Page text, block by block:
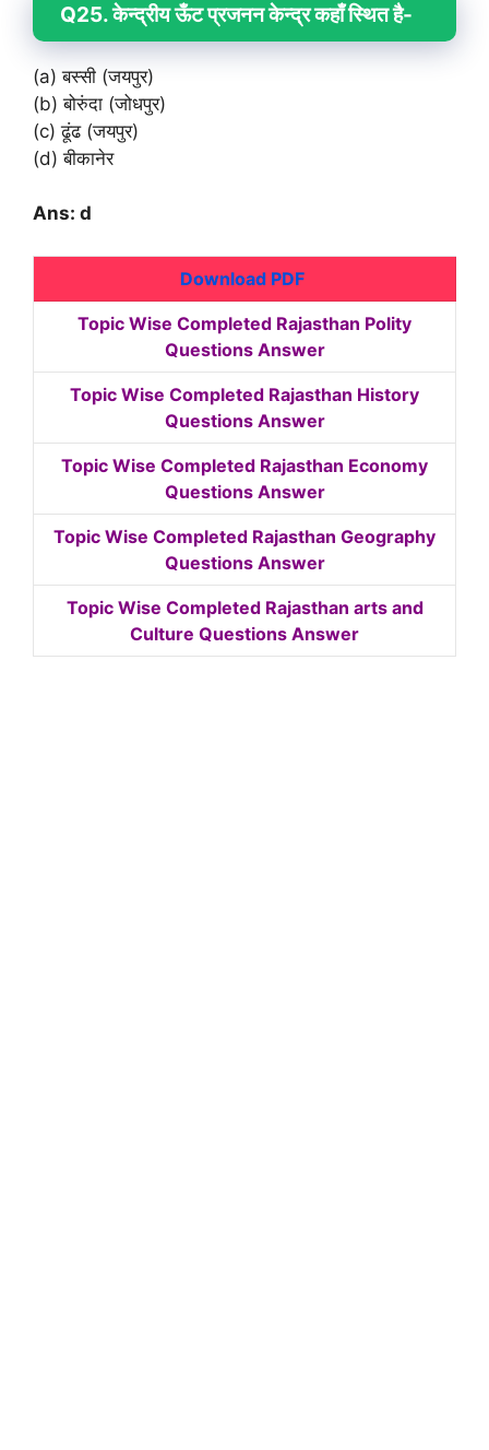
Q25. केन्द्रीय ऊँट प्रजनन केन्द्र कहाँ स्थित है-
(a) बस्सी (जयपुर)
(b) बोरुंदा (जोधपुर)
(c) ढूंढ (जयपुर)
(d) बीकानेर
Ans: d
Download PDF
Topic Wise Completed Rajasthan Polity
Questions Answer
Topic Wise Completed Rajasthan History
Questions Answer
Topic Wise Completed Rajasthan Economy
Questions Answer
Topic Wise Completed Rajasthan Geography
Questions Answer
Topic Wise Completed Rajasthan arts and
Culture Questions Answer